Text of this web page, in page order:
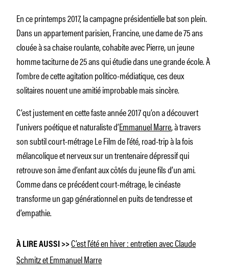
En ce printemps 2017, la campagne présidentielle bat son plein.
Dans un appartement parisien, Francine, une dame de 75 ans
clouée à sa chaise roulante, cohabite avec Pierre, un jeune
homme taciturne de 25 ans qui étudie dans une grande école. À
l’ombre de cette agitation politico-médiatique, ces deux
solitaires nouent une amitié improbable mais sincère.
C’est justement en cette faste année 2017 qu’on a découvert
l’univers poétique et naturaliste d’Emmanuel Marre, à travers
son subtil court-métrageLe Film de l’été,road-trip à la fois
mélancolique et nerveux sur un trentenaire dépressif qui
retrouve son âme d’enfant aux côtés du jeune fils d’un ami.
Comme dans ce précédent court-métrage, le cinéaste
transforme un gap générationnel en puits de tendresse et
d’empathie.
À LIRE AUSSI >>C’est l’été en hiver : entretien avec Claude
Schmitz et Emmanuel Marre